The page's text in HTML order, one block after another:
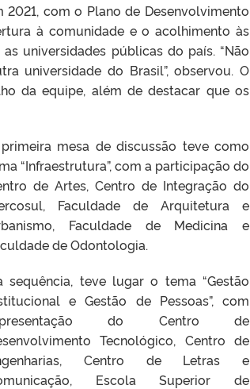
com o Plano de Desenvolvimento
à comunidade e o acolhimento às
universidades públicas do país. “Não
universidade do Brasil”, observou. O
da equipe, além de destacar que os
mesa de discussão teve como
“Infraestrutura”, com a participação do
de Artes, Centro de Integração do
Faculdade de Arquitetura e
Faculdade de Medicina e
de Odontologia.
sequência, teve lugar o tema “Gestão
e Gestão de Pessoas”, com
do Centro de
Tecnológico, Centro de
Centro de Letras e
Escola Superior de